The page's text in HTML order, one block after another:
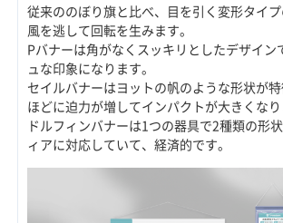
従来ののぼり旗と比べ、目を引く変形タイプ
風を逃して回転を生みます。
Pバナーは角がなくスッキリとしたデザイン
ュな印象になります。
セイルバナーはヨットの帆のような形状が
ほどに迫力が増してインパクトが大きくなり
ドルフィンバナーは1つの器具で2種類の形
ィアに対応していて、経済的です。